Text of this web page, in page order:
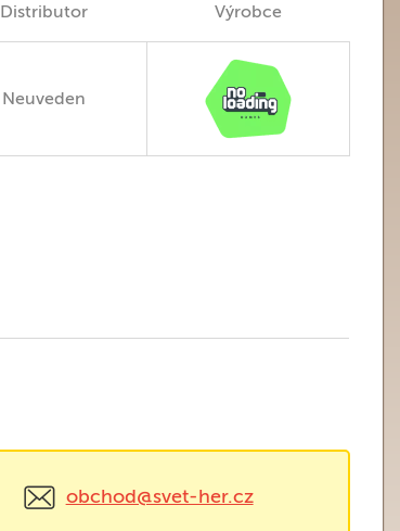
Distributor Výrobce
Neuveden
obchod@svet-her.cz